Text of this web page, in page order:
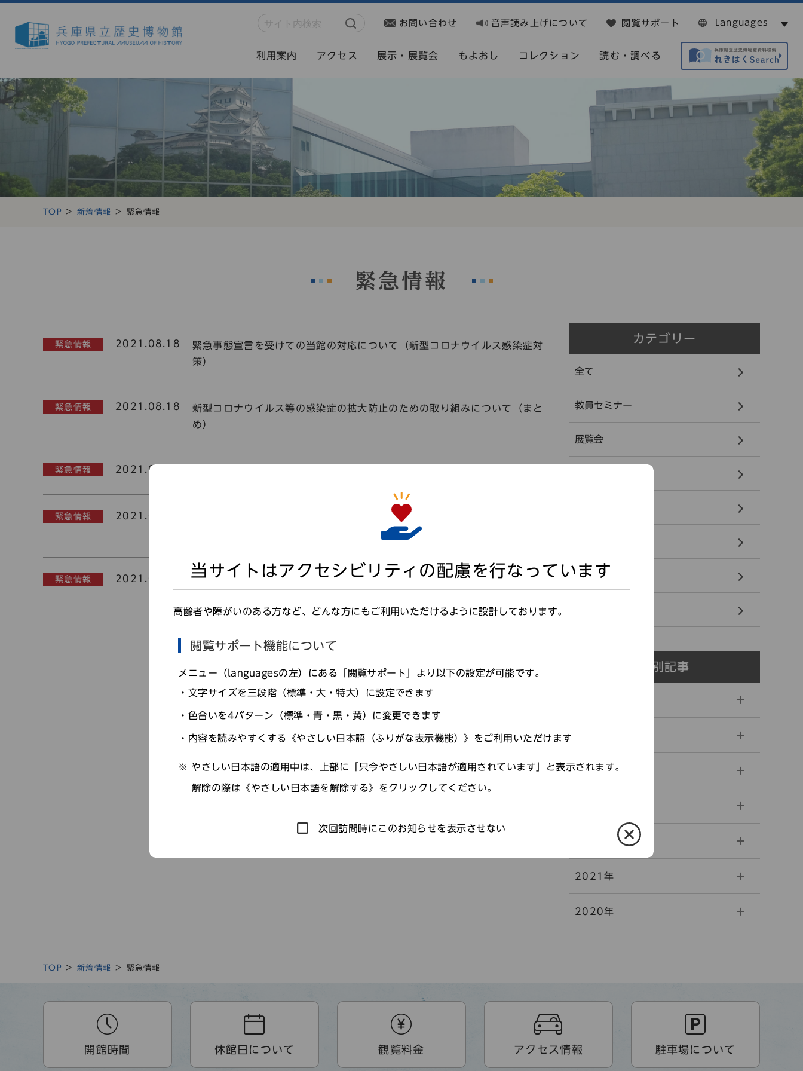
お問い合わせ 音声読み上げについて 閲覧サポート Languages
利用案内 アクセス 展示・展覧会 もよおし コレクション 読む・調べる
TOP 新着情報 緊急情報
緊急情報
緊急情報 2021.08.18
緊急事態宣言を受けての当館の対応について（新型コロナウイルス感染症対
策）
緊急情報 2021.08.18
新型コロナウイルス等の感染症の拡大防止のための取り組みについて（まと
め）
緊急情報 2021.07.08
緊急情報 2021.04.23
【4/25(日)～5/11(火)】臨時休館等のお知らせ（新型コロナウイルス感染
緊急情報 2021.03.02
緊急事態宣言解除を受けての「もよおし」の再開について（新型コロナウイ
カテゴリー
全て
教員セミナー
展覧会
更新情報
月別記事
2024年
2021年
2020年
TOP 新着情報 緊急情報
開館時間 休館日について 観覧料金 アクセス情報 駐車場について
当サイトはアクセシビリティの配慮を行なっています
高齢者や障がいのある方など、どんな方にもご利用いただけるように設計しております。
閲覧サポート機能について
メニュー（languagesの左）にある「閲覧サポート」より以下の設定が可能です。
文字サイズを三段階（標準・大・特大）に設定できます
色合いを4パターン（標準・青・黒・黄）に変更できます
内容を読みやすくする《やさしい日本語（ふりがな表示機能）》をご利用いただけます
やさしい日本語の適用中は、上部に「只今やさしい日本語が適用されています」と表示されます。
解除の際は《やさしい日本語を解除する》をクリックしてください。
次回訪問時にこのお知らせを表示させない